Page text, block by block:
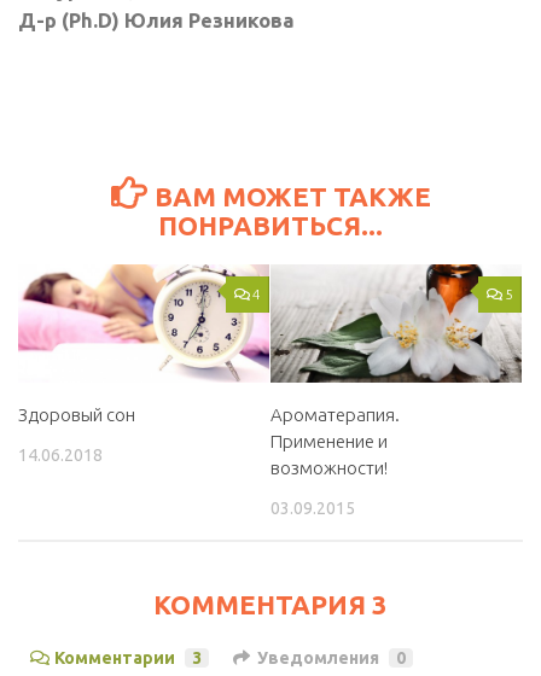
Д-р (Ph.D) Юлия Резникова
ВАМ МОЖЕТ ТАКЖЕ
ПОНРАВИТЬСЯ...
4
Здоровый сон
14.06.2018
5
Ароматерапия.
Применение и
возможности!
03.09.2015
КОММЕНТАРИЯ 3
Комментарии 3 Уведомления 0